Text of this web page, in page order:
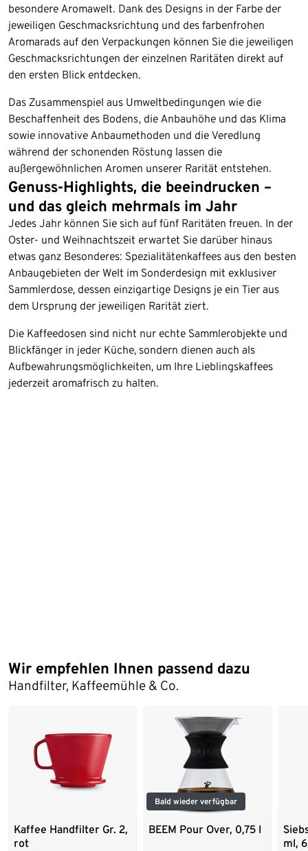
besondere Aromawelt. Dank des Designs in der Farbe der
jeweiligen Geschmacksrichtung und des farbenfrohen
Aromarads auf den Verpackungen können Sie die jeweiligen
Geschmacksrichtungen der einzelnen Raritäten direkt auf
den ersten Blick entdecken.
Das Zusammenspiel aus Umweltbedingungen wie die
Beschaffenheit des Bodens, die Anbauhöhe und das Klima
sowie innovative Anbaumethoden und die Veredlung
während der schonenden Röstung lassen die
außergewöhnlichen Aromen unserer Rarität entstehen.
Genuss-Highlights, die beeindrucken –
und das gleich mehrmals im Jahr
Jedes Jahr können Sie sich auf fünf Raritäten freuen. In der
Oster- und Weihnachtszeit erwartet Sie darüber hinaus
etwas ganz Besonderes: Spezialitätenkaffees aus den besten
Anbaugebieten der Welt im Sonderdesign mit exklusiver
Sammlerdose, dessen einzigartige Designs je ein Tier aus
dem Ursprung der jeweiligen Rarität ziert.
Die Kaffeedosen sind nicht nur echte Sammlerobjekte und
Blickfänger in jeder Küche, sondern dienen auch als
Aufbewahrungsmöglichkeiten, um Ihre Lieblingskaffees
jederzeit aromafrisch zu halten.
Wir empfehlen Ihnen passend dazu
Handfilter, Kaffeemühle & Co.
Kaffee Handfilter Gr. 2,
rot
Bald wieder verfügbar
BEEM Pour Over, 0,75 l
ml,
Ende der Auflistung